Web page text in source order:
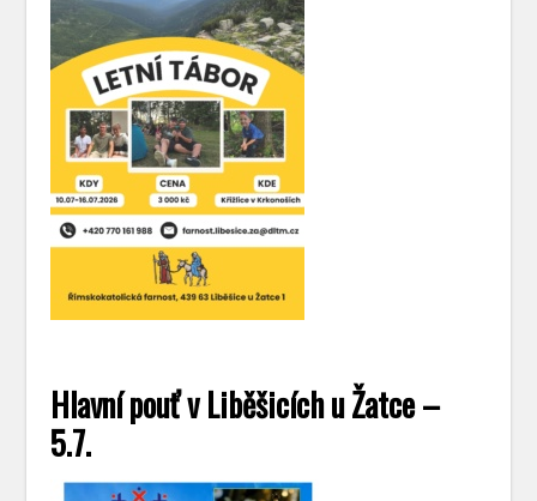
Hlavní pouť v Liběšicích u Žatce –
5.7.